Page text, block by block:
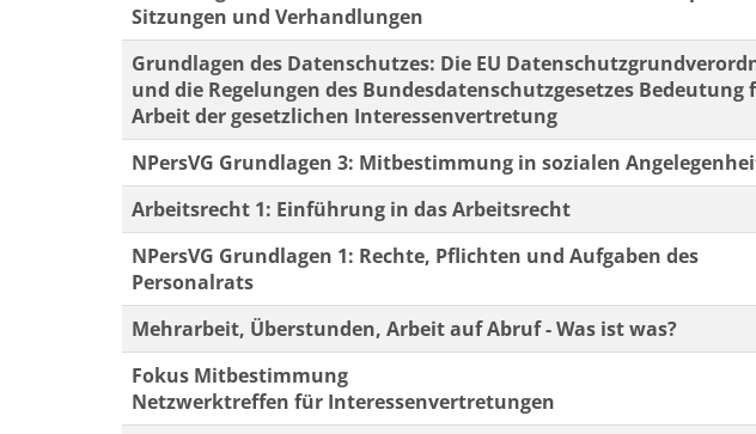
Sitzungen und Verhandlungen
Grundlagen des Datenschutzes: Die EU
und die Regelungen des Bundesdatenschutzgesetzes Bedeutung
Arbeit der gesetzlichen Interessenvertretung
NPersVG Grundlagen 3: Mitbestimmung in sozialen
Arbeitsrecht 1: Einführung in das Arbeitsrecht
NPersVG Grundlagen 1: Rechte, Pflichten und Aufgaben des
Personalrats
Mehrarbeit, Überstunden, Arbeit auf Abruf - Was ist was?
Fokus Mitbestimmung
Netzwerktreffen für Interessenvertretungen